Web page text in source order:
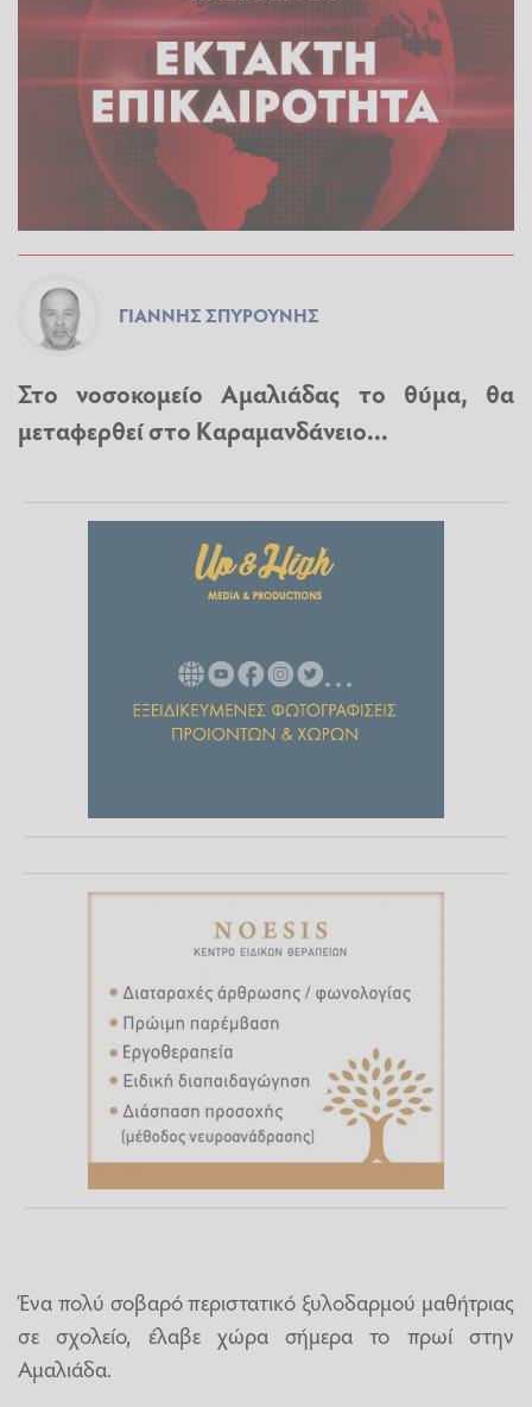
ΓΙΆΝΝΗΣ ΣΠΥΡΟΎΝΗΣ
Στο νοσοκομείο Αμαλιάδας το θύμα, θα
μεταφερθεί στο Καραμανδάνειο...
Ένα πολύ σοβαρό περιστατικό ξυλοδαρμού μαθήτριας
σε σχολείο, έλαβε χώρα σήμερα το πρωί στην
Αμαλιάδα.